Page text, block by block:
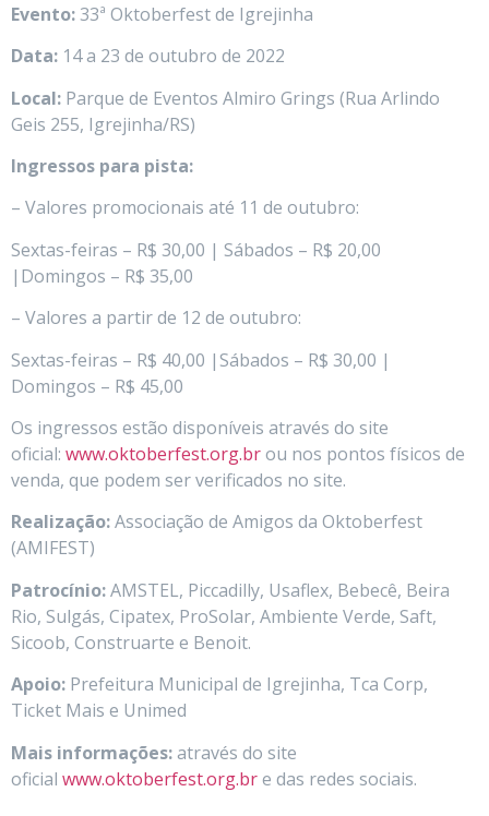
Evento:33ª Oktoberfest de Igrejinha
Data: 14 a 23 de outubro de 2022
Local: Parque de Eventos Almiro Grings (Rua Arlindo
Geis 255, Igrejinha/RS)
Ingressos para pista:
– Valores promocionais até 11 de outubro:
Sextas-feiras – R$ 30,00 | Sábados – R$ 20,00
|Domingos – R$ 35,00
– Valores a partir de 12 de outubro:
Sextas-feiras – R$ 40,00 |Sábados – R$ 30,00 |
Domingos – R$ 45,00
Os ingressos estão disponíveis através do site
oficial: www.oktoberfest.org.brou nos pontos físicos de
venda, que podem ser verificados no site.
Realização:Associação de Amigos da Oktoberfest
(AMIFEST)
Patrocínio:AMSTEL, Piccadilly, Usaflex, Bebecê, Beira
Rio, Sulgás, Cipatex, ProSolar, Ambiente Verde, Saft,
Sicoob, Construarte e Benoit.
Apoio: Prefeitura Municipal de Igrejinha, Tca Corp,
Ticket Mais e Unimed
Mais informações:através do site
oficial www.oktoberfest.org.bre das redes sociais.